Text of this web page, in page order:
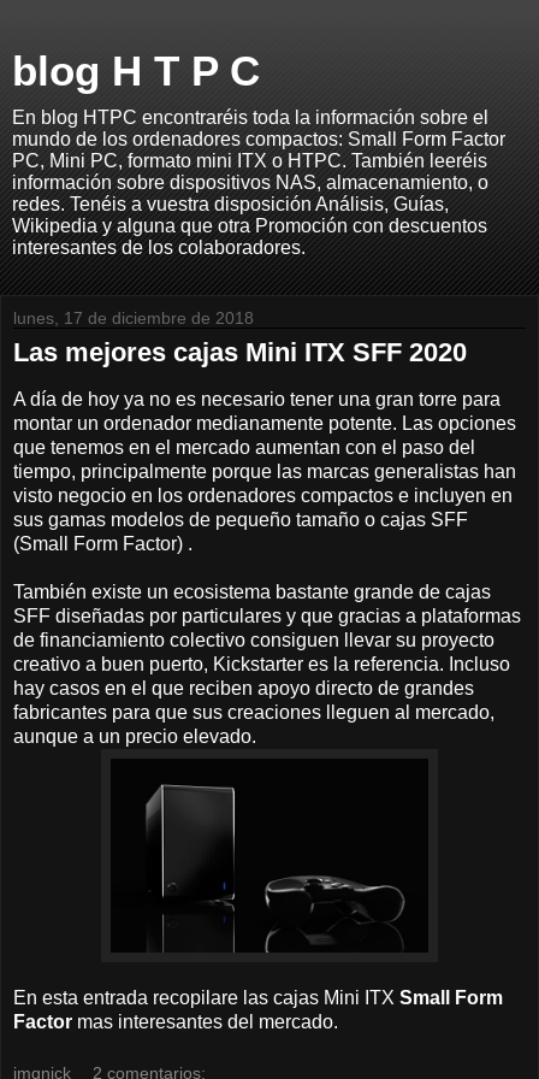
blog H T P C
En blog HTPC encontraréis toda la información sobre el
mundo de los ordenadores compactos: Small Form Factor
PC, Mini PC, formato mini ITX o HTPC. También leeréis
información sobre dispositivos NAS, almacenamiento, o
redes. Tenéis a vuestra disposición Análisis, Guías,
Wikipedia y alguna que otra Promoción con descuentos
interesantes de los colaboradores.
lunes, 17 de diciembre de 2018
Las mejores cajas Mini ITX SFF 2020
A día de hoy ya no es necesario tener una gran torre para
montar un ordenador medianamente potente. Las opciones
que tenemos en el mercado aumentan con el paso del
tiempo, principalmente porque las marcas generalistas han
visto negocio en los ordenadores compactos e incluyen en
sus gamas modelos de pequeño tamaño o cajas SFF
(Small Form Factor) .
También existe un ecosistema bastante grande de cajas
SFF diseñadas por particulares y que gracias a plataformas
de financiamiento colectivo consiguen llevar su proyecto
creativo a buen puerto, Kickstarter es la referencia. Incluso
hay casos en el que reciben apoyo directo de grandes
fabricantes para que sus creaciones lleguen al mercado,
aunque a un precio elevado.
En esta entrada recopilare las cajas Mini ITX Small Form
Factor mas interesantes del mercado.
jmqnick 2 comentarios: